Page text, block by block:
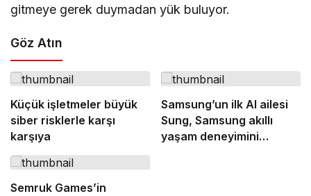
gitmeye gerek duymadan yük buluyor.
Göz Atın
Küçük işletmeler büyük
siber risklerle karşı
karşıya
Samsung’un ilk AI ailesi
Sung, Samsung akıllı
yaşam deneyimini
Semruk Games’in